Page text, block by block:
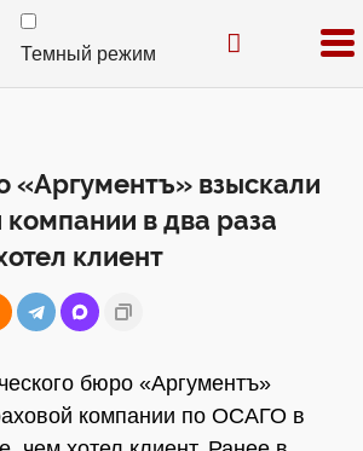
Темный режим
взыскали
компании в два раза
клиент
бюро «Аргументъ»
компании по ОСАГО в